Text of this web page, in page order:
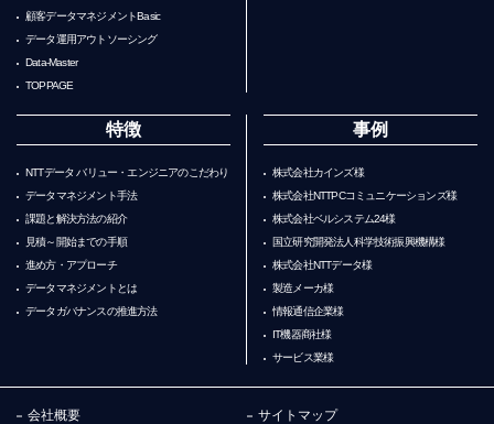
顧客データマネジメントBasic
データ運用アウトソーシング
Data-Master
TOPPAGE
特徴
NTTデータ バリュー・エンジニアのこだわり
データマネジメント手法
課題と解決方法の紹介
見積～開始までの手順
進め方・アプローチ
データマネジメントとは
データガバナンスの推進方法
事例
株式会社カインズ様
株式会社NTTPCコミュニケーションズ様
株式会社ベルシステム24様
国立研究開発法人科学技術振興機構様
株式会社NTTデータ様
製造メーカ様
情報通信企業様
IT機器商社様
サービス業様
会社概要
サイトマップ